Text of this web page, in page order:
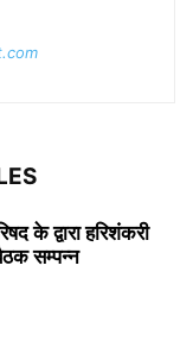
के द्वारा हरिशंकरी
सम्पन्न